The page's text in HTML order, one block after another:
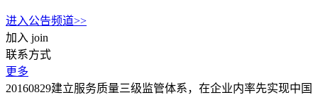
进入公告频道>>
加入 join
联系方式
更多
20160829建立服务质量三级监管体系，在企业内率先实现中国